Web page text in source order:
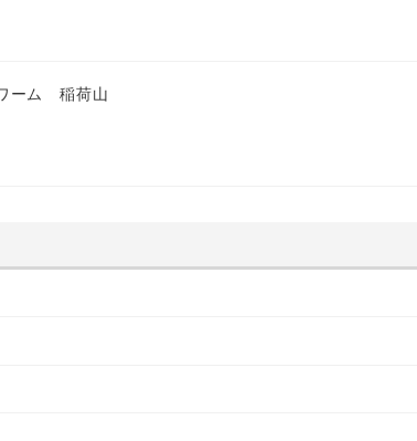
ーム 稲荷山